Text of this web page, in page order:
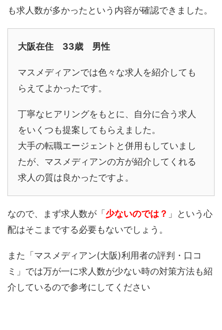
も求人数が多かったという内容が確認できました。
大阪在住 33歳 男性
マスメディアンでは色々な求人を紹介しても
らえてよかったです。
丁寧なヒアリングをもとに、自分に合う求人
をいくつも提案してもらえました。
大手の転職エージェントと併用もしていまし
たが、マスメディアンの方が紹介してくれる
求人の質は良かったですよ。
なので、まず求人数が「少ないのでは？ 」という心
配はそこまでする必要もないでしょう。
また「マスメディアン(大阪)利用者の評判・口コ
ミ」では万が一に求人数が少ない時の対策方法も紹
介しているので参考にしてください